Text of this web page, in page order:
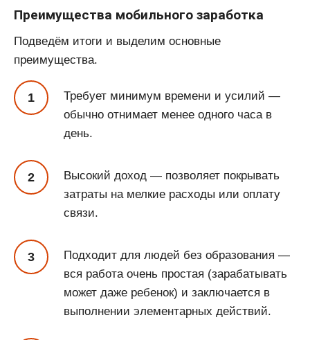
Преимущества мобильного заработка
Подведём итоги и выделим основные
преимущества.
Требует минимум времени и усилий —
обычно отнимает менее одного часа в
день.
Высокий доход — позволяет покрывать
затраты на мелкие расходы или оплату
связи.
Подходит для людей без образования —
вся работа очень простая (зарабатывать
может даже ребенок) и заключается в
выполнении элементарных действий.